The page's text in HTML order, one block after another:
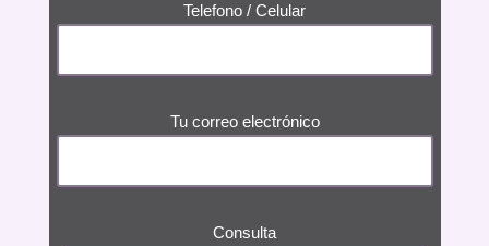
Telefono / Celular
Tu correo electrónico
Consulta